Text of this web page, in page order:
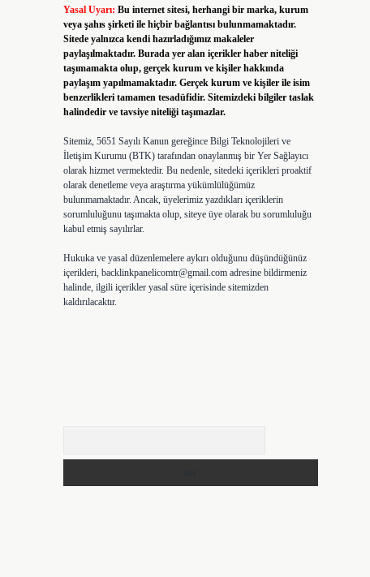
Yasal Uyarı: Bu internet sitesi, herhangi bir marka, kurum
veya şahıs şirketi ile hiçbir bağlantısı bulunmamaktadır.
Sitede yalnızca kendi hazırladığımız makaleler
paylaşılmaktadır. Burada yer alan içerikler haber niteliği
taşımamakta olup, gerçek kurum ve kişiler hakkında
paylaşım yapılmamaktadır. Gerçek kurum ve kişiler ile isim
benzerlikleri tamamen tesadüfidir. Sitemizdeki bilgiler taslak
halindedir ve tavsiye niteliği taşımazlar.
Sitemiz, 5651 Sayılı Kanun gereğince Bilgi Teknolojileri ve
İletişim Kurumu (BTK) tarafından onaylanmış bir Yer Sağlayıcı
olarak hizmet vermektedir. Bu nedenle, sitedeki içerikleri proaktif
olarak denetleme veya araştırma yükümlülüğümüz
bulunmamaktadır. Ancak, üyelerimiz yazdıkları içeriklerin
sorumluluğunu taşımakta olup, siteye üye olarak bu sorumluluğu
kabul etmiş sayılırlar.
Hukuka ve yasal düzenlemelere aykırı olduğunu düşündüğünüz
içerikleri, backlinkpanelicomtr@gmail.comadresine bildirmeniz
halinde, ilgili içerikler yasal süre içerisinde sitemizden
kaldırılacaktır.